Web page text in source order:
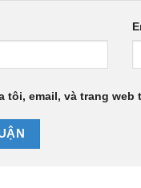
tôi, email, và trang